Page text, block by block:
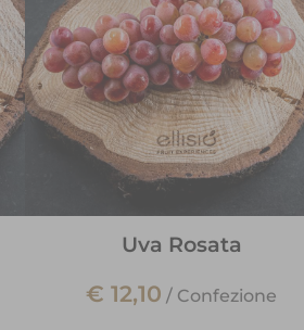
Uva Rosata
€ 12,10 / Confezione